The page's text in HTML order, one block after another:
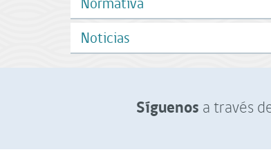
Noticias
Síguenos a través